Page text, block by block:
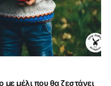
μέλι που θα ζεστάνει